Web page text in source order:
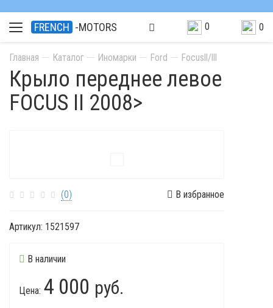
FRENCH -MOTORS 0 0
Главная Каталог Иномарки Ford Focusll/lll
Крыло переднее левое
FOCUS II 2008>
(0) В избранное
Артикул: 1521597
В наличии
Цена: 4 000 руб.